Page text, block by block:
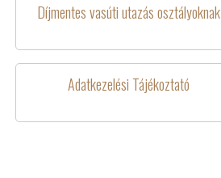
Díjmentes vasúti utazás osztályoknak
Adatkezelési Tájékoztató